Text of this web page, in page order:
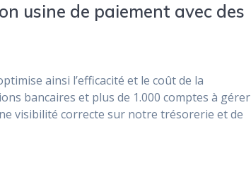
usine de paiement avec des
ainsi l’efficacité et le coût de la
bancaires et plus de 1.000 comptes à gérer
visibilité correcte sur notre trésorerie et de